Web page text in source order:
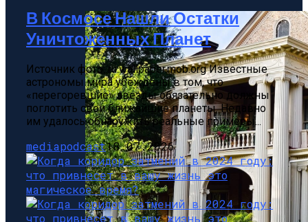
В Космосе Нашли Остатки
Уничтоженных Планет
Источник фото: ru.wallpaper.mob.org Известные
астрономы мира убеждены в том, что
«перегоревшие» звезды обязательно должны
поглотить свои ближайшие планеты. Недавно
им удалось обнаружить реальные примеры...
mediapodcast18.07.2026